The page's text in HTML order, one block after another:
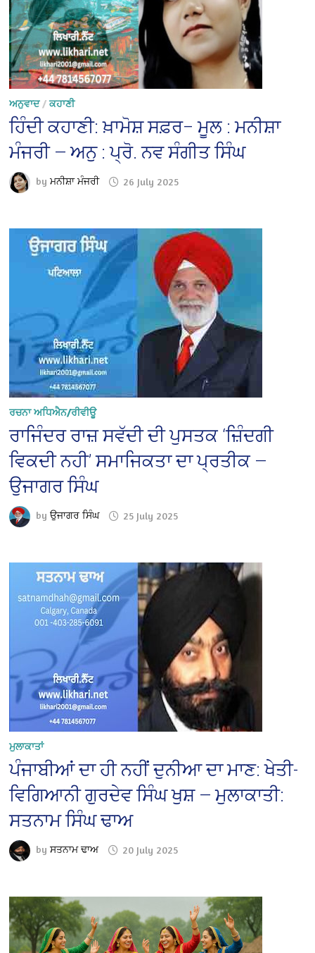
ਅਨੁਵਾਦ/ਕਹਾਣੀ
ਹਿੰਦੀ ਕਹਾਣੀ: ਖ਼ਾਮੋਸ਼ ਸਫ਼ਰ– ਮੂਲ : ਮਨੀਸ਼ਾ
ਮੰਜਰੀ — ਅਨੁ : ਪ੍ਰੋ. ਨਵ ਸੰਗੀਤ ਸਿੰਘ
byਮਨੀਸ਼ਾ ਮੰਜਰੀ 26 July 2025
ਰਚਨਾ ਅਧਿਐਨ/ਰੀਵੀਊ
ਰਾਜਿੰਦਰ ਰਾਜ਼ ਸਵੱਦੀ ਦੀ ਪੁਸਤਕ ‘ਜ਼ਿੰਦਗੀ
ਵਿਕਦੀ ਨਹੀ’ ਸਮਾਜਿਕਤਾ ਦਾ ਪ੍ਰਤੀਕ —
ਉਜਾਗਰ ਸਿੰਘ
byਉਜਾਗਰ ਸਿੰਘ 25 July 2025
ਮੁਲਾਕਾਤਾਂ
ਪੰਜਾਬੀਆਂ ਦਾ ਹੀ ਨਹੀਂ ਦੁਨੀਆ ਦਾ ਮਾਣ: ਖੇਤੀ-
ਵਿਗਿਆਨੀ ਗੁਰਦੇਵ ਸਿੰਘ ਖੁਸ਼ — ਮੁਲਾਕਾਤੀ:
ਸਤਨਾਮ ਸਿੰਘ ਢਾਅ
byਸਤਨਾਮ ਢਾਅ 20 July 2025